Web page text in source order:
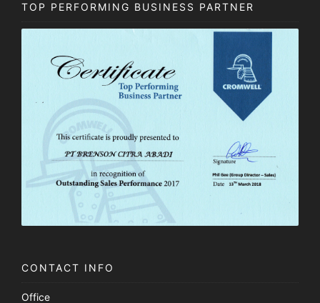
TOP PERFORMING BUSINESS PARTNER
CONTACT INFO
Office